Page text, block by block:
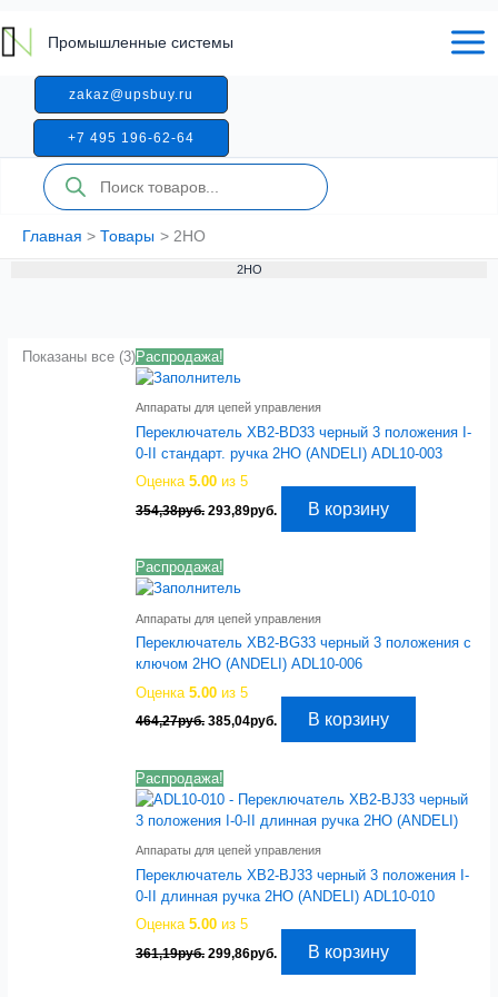
к
содержимому
Промышленные системы
zakaz@upsbuy.ru
+7 495 196-62-64
Поиск
товаров
Главная Товары 2НО
2НО
Показаны все (3)Распродажа!
Аппараты для цепей управления
Переключатель XB2-BD33 черный 3 положения I-
0-II стандарт. ручка 2НО (ANDELI) ADL10-003
Оценка5.00 из 5
354,38руб. Первоначальная
354,38руб..
293,89руб. ТекущаяВ корзину
Распродажа!
Аппараты для цепей управления
Переключатель XB2-BG33 черный 3 положения с
ключом 2НО (ANDELI) ADL10-006
Оценка5.00 из 5
464,27руб. Первоначальная
464,27руб..
385,04руб. ТекущаяВ корзину
Распродажа!
Аппараты для цепей управления
Переключатель XB2-BJ33 черный 3 положения I-
0-II длинная ручка 2НО (ANDELI) ADL10-010
Оценка5.00 из 5
361,19руб. Первоначальная
299,86руб. ТекущаяВ корзину